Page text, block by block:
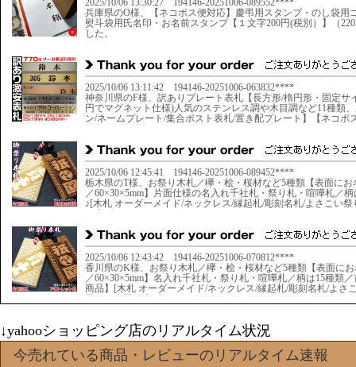
↓yahooショッピング店のリアルタイム状況